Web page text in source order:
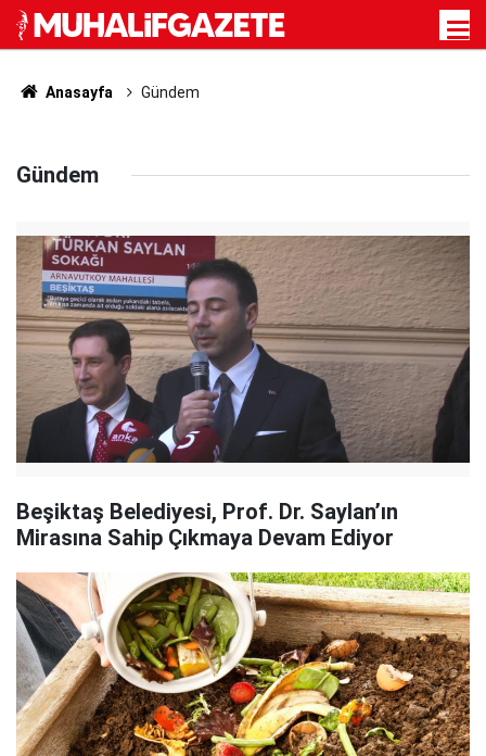
Anasayfa Gündem
Gündem
Beşiktaş Belediyesi, Prof. Dr. Saylan’ın
Mirasına Sahip Çıkmaya Devam Ediyor